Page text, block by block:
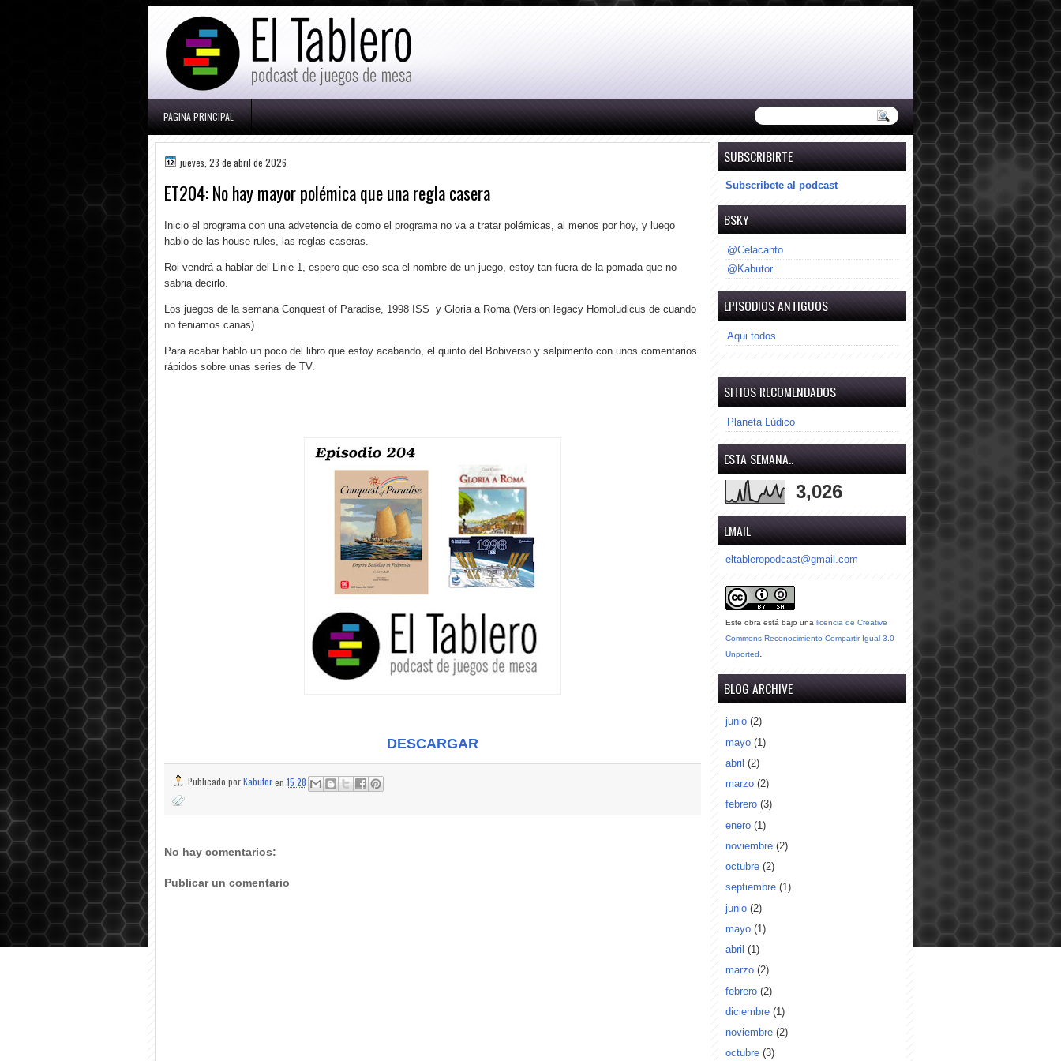
PÁGINA PRINCIPAL
jueves, 23 de abril de 2026
ET204: No hay mayor polémica que una regla casera
Inicio el programa con una advetencia de como el programa no va a tratar polémicas, al menos por hoy, y luego
hablo de las house rules, las reglas caseras.
Roi vendrá a hablar del Linie 1, espero que eso sea el nombre de un juego, estoy tan fuera de la pomada que no
sabria decirlo.
Los juegos de la semana Conquest of Paradise, 1998 ISS y Gloria a Roma (Version legacy Homoludicus de cuando
no teniamos canas)
Para acabar hablo un poco del libro que estoy acabando, el quinto del Bobiverso y salpimento con unos comentarios
rápidos sobre unas series de TV.
DESCARGAR
Publicado porKabutoren 15:28
No hay comentarios:
Publicar un comentario
SUBSCRIBIRTE
Subscribete al podcast
BSKY
@Celacanto
@Kabutor
EPISODIOS ANTIGUOS
Aqui todos
SITIOS RECOMENDADOS
Planeta Lúdico
ESTA SEMANA..
3,026
EMAIL
eltableropodcast@gmail.com
Este obra está bajo una licencia de Creative
Commons Reconocimiento-Compartir Igual 3.0
Unported.
BLOG ARCHIVE
junio (2)
mayo (1)
abril (2)
marzo (2)
febrero (3)
enero (1)
noviembre (2)
octubre (2)
septiembre (1)
junio (2)
mayo (1)
abril (1)
marzo (2)
febrero (2)
diciembre (1)
noviembre (2)
octubre (3)